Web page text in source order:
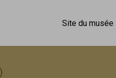
Site du musée
Afficher les informations d'aide à la